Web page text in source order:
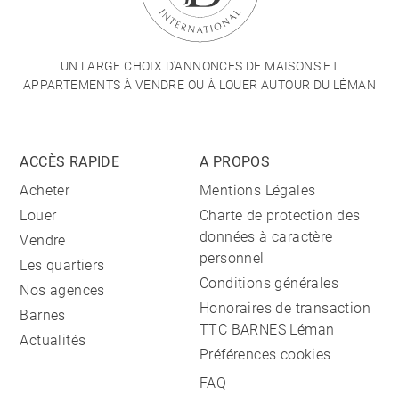
UN LARGE CHOIX D'ANNONCES DE MAISONS ET
APPARTEMENTS À VENDRE OU À LOUER AUTOUR DU LÉMAN
ACCÈS RAPIDE
Acheter
Louer
Vendre
Les quartiers
Nos agences
Barnes
Actualités
A PROPOS
Mentions Légales
Charte de protection des
données à caractère
personnel
Conditions générales
Honoraires de transaction
TTC BARNES Léman
Préférences cookies
FAQ